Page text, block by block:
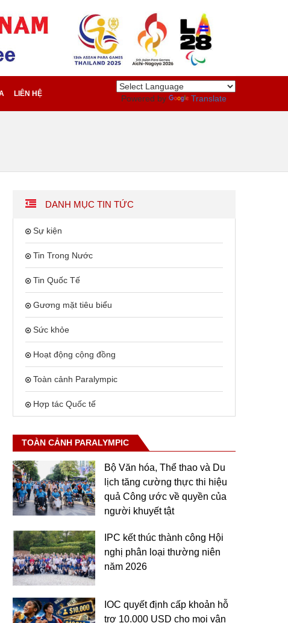
LIÊN HỆ Powered by Translate
DANH MỤC TIN TỨC
Sự kiện
Tin Trong Nước
Tin Quốc Tế
Gương mặt tiêu biểu
Sức khỏe
Hoạt động cộng đồng
Toàn cảnh Paralympic
Hợp tác Quốc tế
TOÀN CẢNH PARALYMPIC
Bộ Văn hóa, Thể thao và Du
lịch tăng cường thực thi hiệu
quả Công ước về quyền của
người khuyết tật
IPC kết thúc thành công Hội
nghị phân loại thường niên
năm 2026
IOC quyết định cấp khoản hỗ
trợ 10.000 USD cho mọi vận